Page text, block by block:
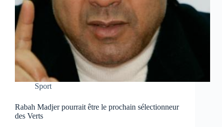
Sport
Rabah Madjer pourrait être le prochain sélectionneur
des Verts